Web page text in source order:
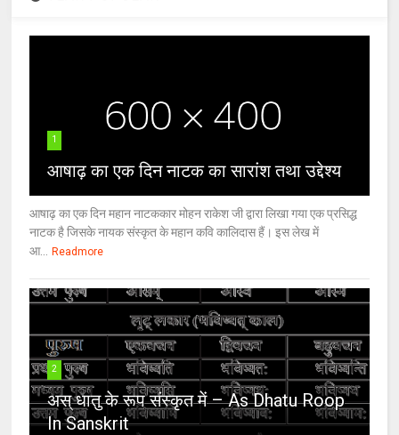
1
आषाढ़ का एक दिन नाटक का सारांश तथा उद्देश्य
आषाढ़ का एक दिन महान नाटककार मोहन राकेश जी द्वारा लिखा गया एक प्रसिद्ध
नाटक है जिसके नायक संस्कृत के महान कवि कालिदास हैं। इस लेख में
आ...
Readmore
2
अस् धातु के रूप संस्कृत में – As Dhatu Roop
In Sanskrit